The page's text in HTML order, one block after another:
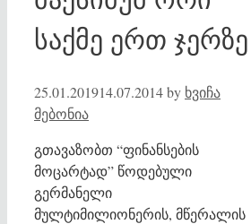
საქმე ერთ ჯერზე
25.01.201914.07.2014by ხვიჩა
მებონია
გთავაზობთ “ფინანსების
მოცარტად” წოდებული
გერმანელი
მულტიმილიონერის, მწერალის